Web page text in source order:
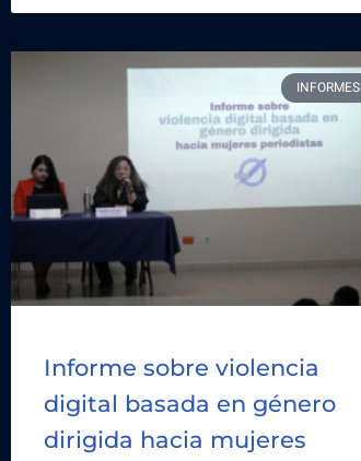
INFORMES
Informe sobre violencia
digital basada en género
dirigida hacia mujeres